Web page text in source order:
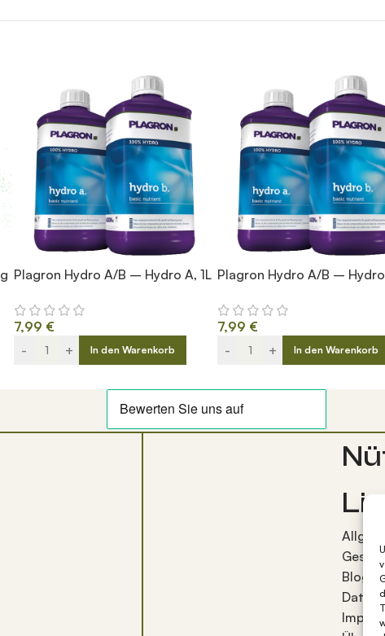
Plagron Hydro A/B – Hydro A, 1L
7,99 €
-
+ In den Warenkorb
Plagron Hydro A/B – Hydro
7,99 €
-
+ In den Warenkorb
Blog